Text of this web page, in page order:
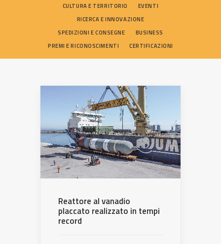
CULTURA E TERRITORIO
EVENTI
RICERCA E INNOVAZIONE
SPEDIZIONI E CONSEGNE
BUSINESS
PREMI E RICONOSCIMENTI
CERTIFICAZIONI
Reattore al vanadio
placcato realizzato in tempi
record